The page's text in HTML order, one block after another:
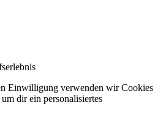
Einwilligung verwenden wir Cookies
dir ein personalisiertes